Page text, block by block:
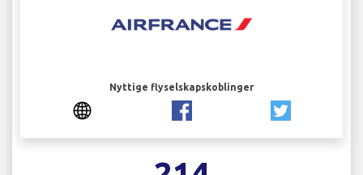
Nyttige flyselskapskoblinger